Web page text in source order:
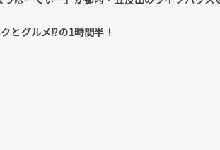
とグルメ!?の1時間半！